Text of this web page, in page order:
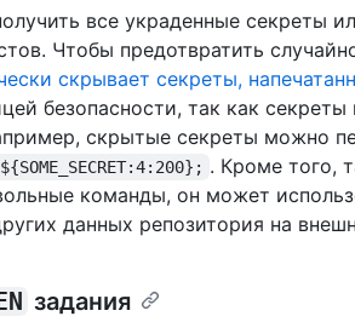
все украденные секреты
Чтобы предотвратить
скрывает секреты,
безопасности, так как
скрытые секреты можно
. Кроме того,
команды, он может
данных репозитория на
задания